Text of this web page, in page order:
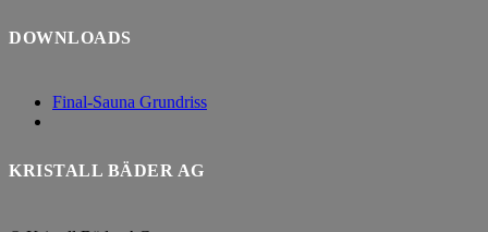
DOWNLOADS
Final-Sauna Grundriss
KRISTALL BÄDER AG